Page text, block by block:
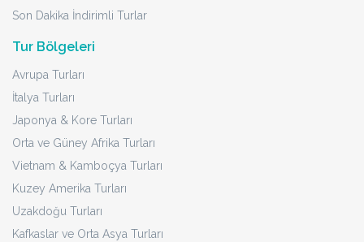
Son Dakika İndirimli Turlar
Tur Bölgeleri
Avrupa Turları
İtalya Turları
Japonya & Kore Turları
Orta ve Güney Afrika Turları
Vietnam & Kamboçya Turları
Kuzey Amerika Turları
Uzakdoğu Turları
Kafkaslar ve Orta Asya Turları